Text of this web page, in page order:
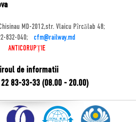
MD-2012,str. Vlaicu Pîrcălab 48;
832-040;
cfm@railway.md
ANTICORUPȚIE
de informatii
83-33-33 (08.00 - 20.00)